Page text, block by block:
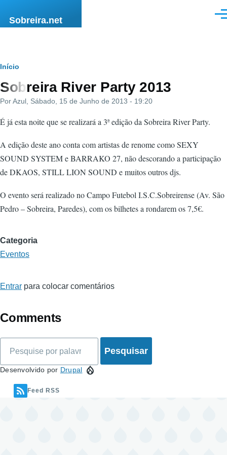
Sobreira.net
Navegação
estrutural
Início
Sobreira River Party 2013
PorAzul , Sábado, 15 de Junho de 2013 - 19:20
É já esta noite que se realizará a 3ª edição da Sobreira River Party.
A edição deste ano conta com artistas de renome como SEXY
SOUND SYSTEM e BARRAKO 27, não descorando a participação
de DKAOS, STILL LION SOUND e muitos outros djs.
O evento será realizado no Campo Futebol I.S.C.Sobreirense (Av. São
Pedro – Sobreira, Paredes), com os bilhetes a rondarem os 7,5€.
Categoria
Eventos
Entrar para colocar comentários
Comments
Desenvolvido por Drupal
Feed RSS